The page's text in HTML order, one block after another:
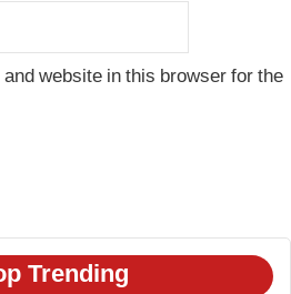
website in this browser for the
Trending